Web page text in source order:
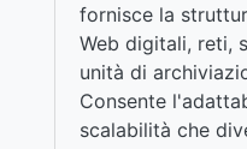
fornisce la
Web digitali, reti,
unità di
Consente
scalabilità che